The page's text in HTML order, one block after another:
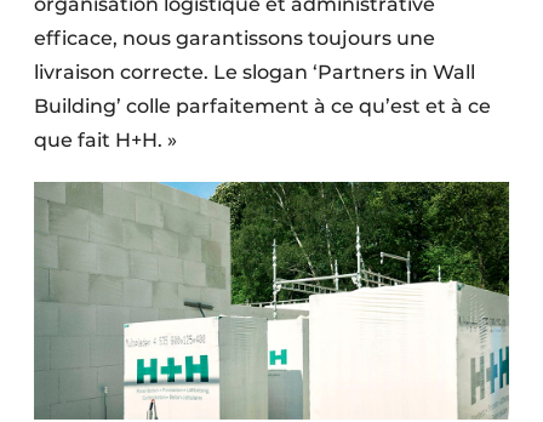
efficace, nous garantissons toujours une
livraison correcte. Le slogan ‘Partners in Wall
Building’ colle parfaitement à ce qu’est et à ce
que fait H+H. »